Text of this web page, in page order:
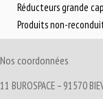
Réducteurs grande
Produits non-
Nos coordonnées
11 BUROSPACE – 91570